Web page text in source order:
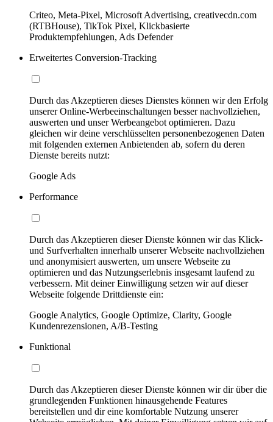
Criteo, Meta-Pixel, Microsoft Advertising, creativecdn.com
(RTBHouse), TikTok Pixel, Klickbasierte
Produktempfehlungen, Ads Defender
Erweitertes Conversion-Tracking
Durch das Akzeptieren dieses Dienstes können wir den Erfolg
unserer Online-Werbeeinschaltungen besser nachvollziehen,
auswerten und unser Werbeangebot optimieren. Dazu
gleichen wir deine verschlüsselten personenbezogenen Daten
mit folgenden externen Anbietenden ab, sofern du deren
Dienste bereits nutzt:
Google Ads
Performance
Durch das Akzeptieren dieser Dienste können wir das Klick-
und Surfverhalten innerhalb unserer Webseite nachvollziehen
und anonymisiert auswerten, um unsere Webseite zu
optimieren und das Nutzungserlebnis insgesamt laufend zu
verbessern. Mit deiner Einwilligung setzen wir auf dieser
Webseite folgende Drittdienste ein:
Google Analytics, Google Optimize, Clarity, Google
Kundenrezensionen, A/B-Testing
Funktional
Durch das Akzeptieren dieser Dienste können wir dir über die
grundlegenden Funktionen hinausgehende Features
bereitstellen und dir eine komfortable Nutzung unserer